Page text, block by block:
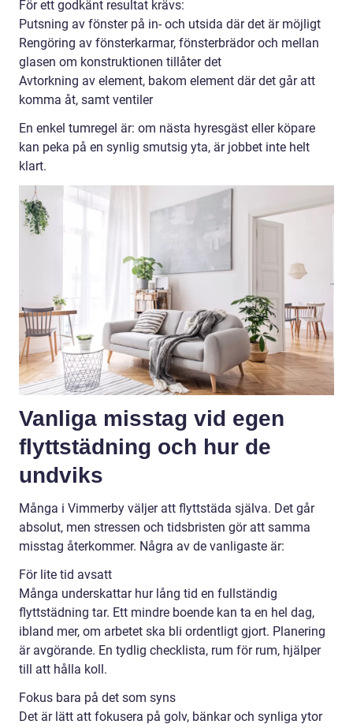
För ett godkänt resultat krävs:
Putsning av fönster på in- och utsida där det är möjligt
Rengöring av fönsterkarmar, fönsterbrädor och mellan
glasen om konstruktionen tillåter det
Avtorkning av element, bakom element där det går att
komma åt, samt ventiler
En enkel tumregel är: om nästa hyresgäst eller köpare
kan peka på en synlig smutsig yta, är jobbet inte helt
klart.
Vanliga misstag vid egen
flyttstädning och hur de
undviks
Många i Vimmerby väljer att flyttstäda själva. Det går
absolut, men stressen och tidsbristen gör att samma
misstag återkommer. Några av de vanligaste är:
För lite tid avsatt
Många underskattar hur lång tid en fullständig
flyttstädning tar. Ett mindre boende kan ta en hel dag,
ibland mer, om arbetet ska bli ordentligt gjort. Planering
är avgörande. En tydlig checklista, rum för rum, hjälper
till att hålla koll.
Fokus bara på det som syns
Det är lätt att fokusera på golv, bänkar och synliga ytor